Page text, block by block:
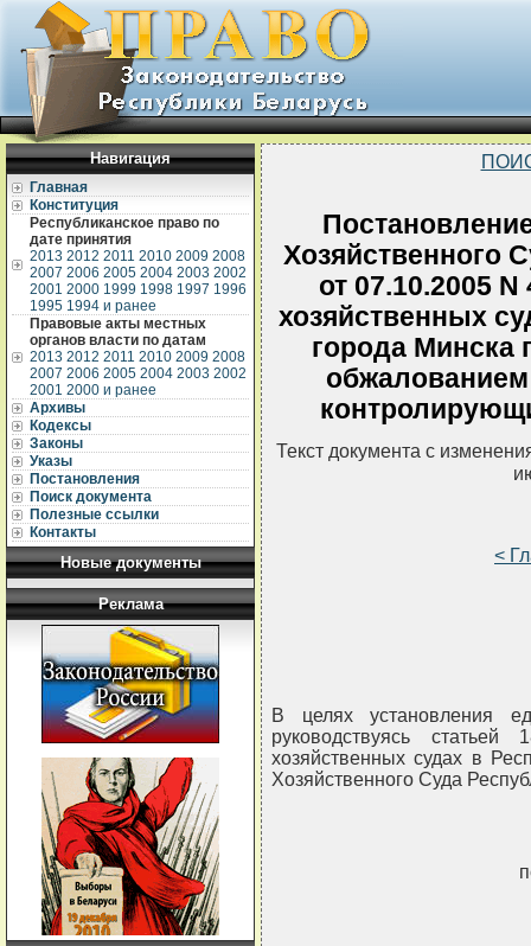
Навигация
Главная
Конституция
Республиканское право по
дате принятия
2013 2012 2011 2010 2009 2008
2007 2006 2005 2004 2003 2002
2001 2000 1999 1998 1997 1996
1995 1994 и ранее
Правовые акты местных
органов власти по датам
2013 2012 2011 2010 2009 2008
2007 2006 2005 2004 2003 2002
2001 2000 и ранее
Архивы
Кодексы
Законы
Указы
Постановления
Поиск документа
Полезные ссылки
Контакты
Новые документы
Реклама
Хозяйственного
от 07.10.2005
хозяйственных
города Минска
Текст документа с
<
В целях установления
руководствуясь
хозяйственных судах в
Хозяйственного Суда